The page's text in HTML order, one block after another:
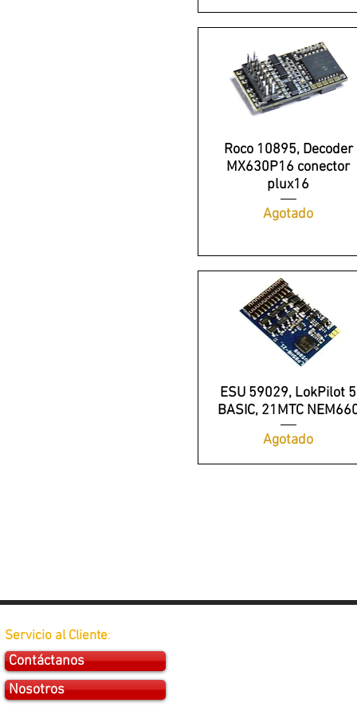
Roco 10895, Decoder
MX630P16 conector
plux16
Agotado
ESU 59029, LokPilot 5
BASIC, 21MTC
Agotado
Servicio al Cliente:
Contáctanos
Nosotros